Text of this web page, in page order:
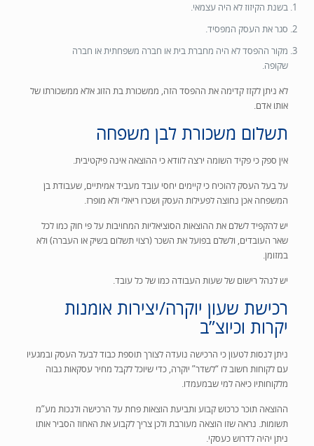
בשנת הקיזוז לא היה עצמאי.
סגר את העסק המפסיד.
מקור ההפסד לא היה מחברת בית או חברה משפחתית או חברה
שקופה.
לא ניתן לקזז קדימה את ההפסד הזה, ממשכורת בת הזוג אלא ממשכורתו של
אותו אדם.
תשלום משכורת לבן משפחה
אין ספק כי פקיד השומה ירצה לוודא כי ההוצאה אינה פיקטיבית.
על בעל העסק להוכיח כי קיימים יחסי עובד מעביד אמיתיים, שעבודת בן
המשפחה אכן נחוצה לפעילות העסק ושכרו ריאלי ולא מופרז.
יש להקפיד לשלם את ההוצאות הסוציאליות המחויבות על פי חוק כמו לכל
שאר העובדים, ולשלם בפועל את השכר (רצוי תשלום בשיק או העברה) ולא
במזומן.
יש לנהל רישום של שעות העבודה כמו של כל עובד.
רכישת שעון יוקרה/יצירות אומנות
יקרות וכיוצ”ב
ניתן לנסות לטעון כי הרכישה נועדה לצורך תוספת כבוד לבעל העסק ובמגעיו
עם לקוחות חשוב לו “לשדר” יוקרה, כדי שיוכל לקבל מחיר עסקאות גבוה
מלקוחותיו כיאה למי שבמעמדו.
ההוצאה תוכר כרכוש קבוע ותביעת הוצאות פחת על הרכישה ולנכות מע”מ
תשומות. נראה שזו הוצאה מעורבת ולכן צריך לקבוע את האחוז הסביר אותו
ניתן יהיה לדרוש כעסקי.